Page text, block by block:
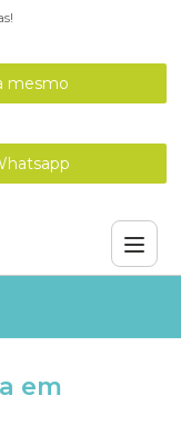
mesmo
EM RIBEIRÃO
em